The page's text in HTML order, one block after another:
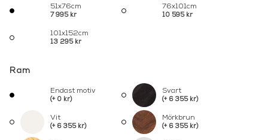
51x76cm
7 995 kr
76x101cm
10 595 kr
101x152cm
13 295 kr
Ram
Endast motiv
(+ 0 kr)
Svart
(+ 6 355 kr)
Vit
(+ 6 355 kr)
Mörkbrun
(+ 6 355 kr)